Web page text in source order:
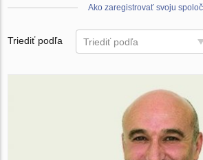
Ako zaregistrovať svoju
Triediť podľa Triediť podľa